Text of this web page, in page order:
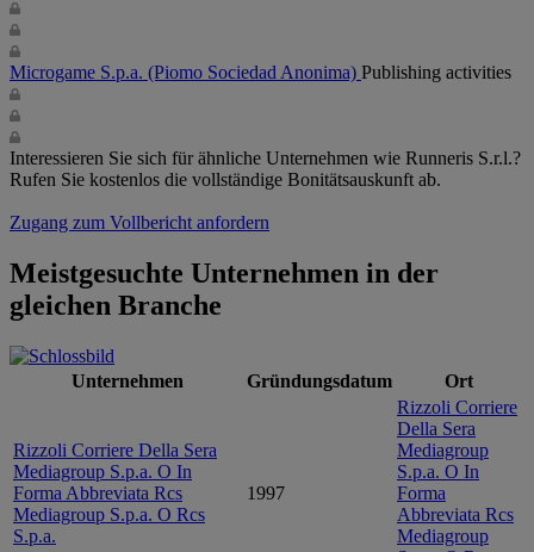
Microgame S.p.a. (Piomo Sociedad Anonima) Publishing activities
Interessieren Sie sich für ähnliche Unternehmen wie Runneris S.r.l.?
Rufen Sie kostenlos die vollständige Bonitätsauskunft ab.
Zugang zum Vollbericht anfordern
Meistgesuchte Unternehmen in der
gleichen Branche
Unternehmen Gründungsdatum Ort
Rizzoli Corriere Della Sera
Mediagroup S.p.a. O In
Forma Abbreviata Rcs
Mediagroup S.p.a. O Rcs
S.p.a.
1997
Rizzoli Corriere
Della Sera
Mediagroup
S.p.a. O In
Forma
Abbreviata Rcs
Mediagroup